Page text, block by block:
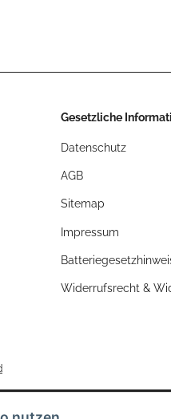
Gesetzliche
Datenschutz
AGB
Sitemap
Impressum
Widerrufsrecht &